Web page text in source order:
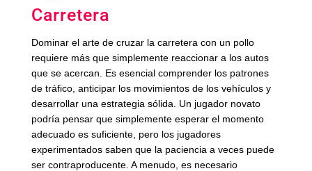
Carretera
Dominar el arte de cruzar la carretera con un pollo
requiere más que simplemente reaccionar a los autos
que se acercan. Es esencial comprender los patrones
de tráfico, anticipar los movimientos de los vehículos y
desarrollar una estrategia sólida. Un jugador novato
podría pensar que simplemente esperar el momento
adecuado es suficiente, pero los jugadores
experimentados saben que la paciencia a veces puede
ser contraproducente. A menudo, es necesario